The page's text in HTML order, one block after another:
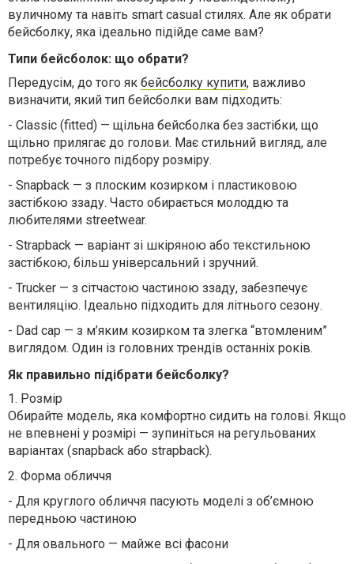
вуличному та навіть smart casual стилях. Але як обрати
бейсболку, яка ідеально підійде саме вам?
Типи бейсболок: що обрати?
Передусім, до того як бейсболку купити, важливо
визначити, який тип бейсболки вам підходить:
- Classic (fitted) — щільна бейсболка без застібки, що
щільно прилягає до голови. Має стильний вигляд, але
потребує точного підбору розміру.
- Snapback — з плоским козирком і пластиковою
застібкою ззаду. Часто обирається молоддю та
любителями streetwear.
- Strapback — варіант зі шкіряною або текстильною
застібкою, більш універсальний і зручний.
- Trucker — з сітчастою частиною ззаду, забезпечує
вентиляцію. Ідеально підходить для літнього сезону.
- Dad cap — з м’яким козирком та злегка “втомленим”
виглядом. Один із головних трендів останніх років.
Як правильно підібрати бейсболку?
1. Розмір
Обирайте модель, яка комфортно сидить на голові. Якщо
не впевнені у розмірі — зупиніться на регульованих
варіантах (snapback або strapback).
2. Форма обличчя
- Для круглого обличчя пасують моделі з об’ємною
передньою частиною
- Для овального — майже всі фасони